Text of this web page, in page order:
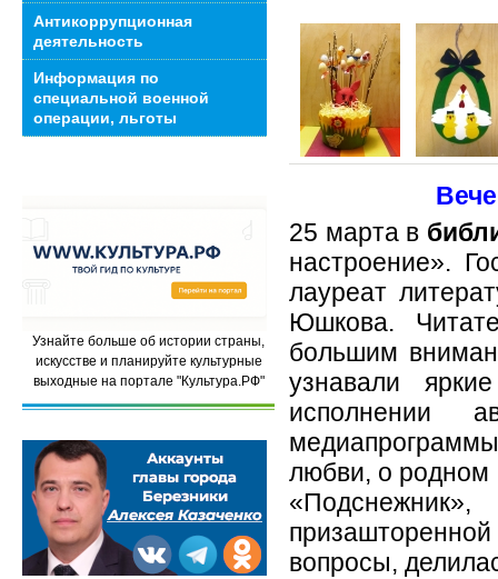
25 марта в
настроение».
лауреат
Юшкова.
большим
узнавали
исполнении
любви, о родном
вопросы,
Антикоррупционная
деятельность
Информация по
специальной военной
операции, льготы
Узнайте больше об истории страны,
искусстве и планируйте культурные
выходные на портале "Культура.РФ"